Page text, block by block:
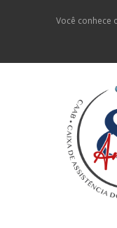
Você conhece